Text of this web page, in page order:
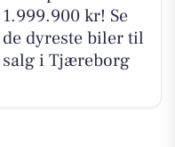
1.999.900 kr! Se
de dyreste biler til
salg i Tjæreborg